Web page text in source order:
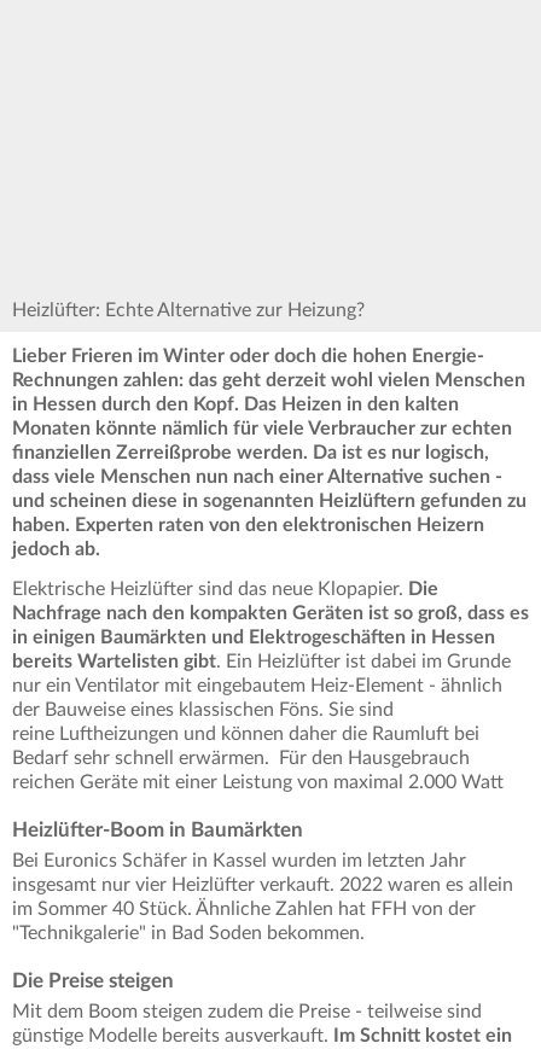
Heizlüfter: Echte Alternative zur Heizung?
Lieber Frieren im Winter oder doch die hohen Energie-
Rechnungen zahlen: das geht derzeit wohl vielen Menschen
in Hessen durch den Kopf. Das Heizen in den kalten
Monaten könnte nämlich für viele Verbraucher zur echten
finanziellen Zerreißprobe werden. Da ist es nur logisch,
dass viele Menschen nun nach einer Alternative suchen -
und scheinen diese in sogenannten Heizlüftern gefunden zu
haben. Experten raten von den elektronischen Heizern
jedoch ab.
Elektrische Heizlüfter sind das neue Klopapier. Die
Nachfrage nach den kompakten Geräten ist so groß, dass es
in einigen Baumärkten und Elektrogeschäften in Hessen
bereits Wartelisten gibt. Ein Heizlüfter ist dabei im Grunde
nur ein Ventilator mit eingebautem Heiz-Element - ähnlich
der Bauweise eines klassischen Föns. Sie sind
reine Luftheizungen und können daher die Raumluft bei
Bedarf sehr schnell erwärmen. Für den Hausgebrauch
reichen Geräte mit einer Leistung von maximal 2.000 Watt
Heizlüfter-Boom in Baumärkten
Bei Euronics Schäfer in Kassel wurden im letzten Jahr
insgesamt nur vier Heizlüfter verkauft. 2022 waren es allein
im Sommer 40 Stück. Ähnliche Zahlen hat FFH von der
"Technikgalerie" in Bad Soden bekommen.
Die Preise steigen
Mit dem Boom steigen zudem die Preise - teilweise sind
günstige Modelle bereits ausverkauft.
Im Schnitt kostet ein